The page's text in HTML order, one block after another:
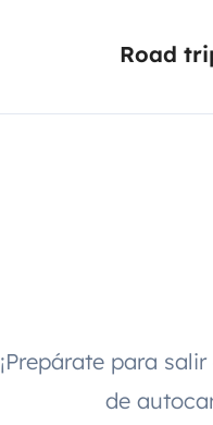
Road
¡Prepárate para
de